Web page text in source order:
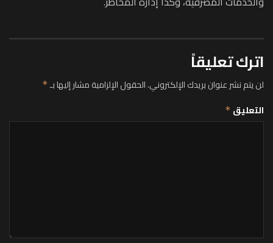
اترك تعليقاً
لن يتم نشر عنوان بريدك الإلكتروني.الحقول الإلزامية مشار إليها بـ*
التعليق *